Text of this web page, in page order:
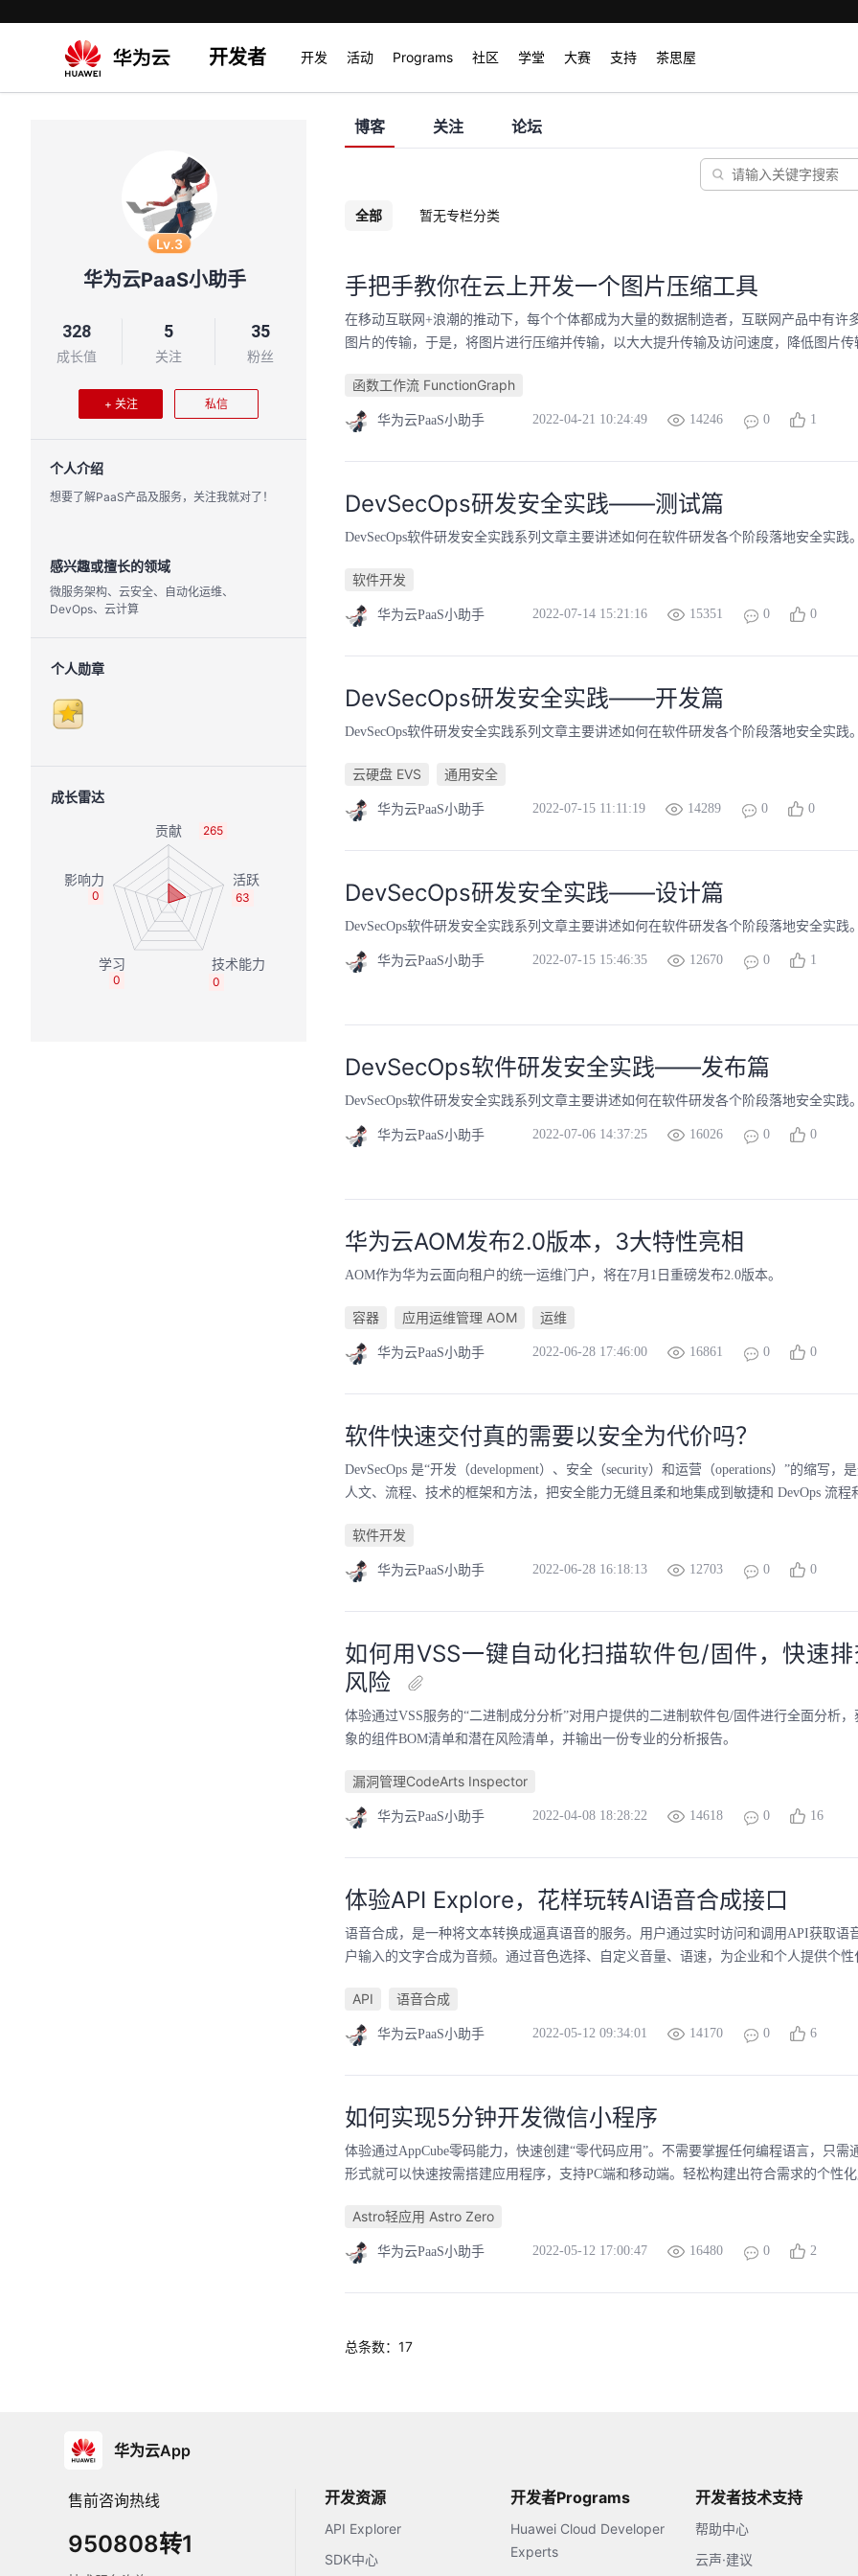
开发者 开发 活动 Programs 社区 学堂 大赛 支持 茶思屋
Lv.3
华为云PaaS小助手
328
成长值
5
关注
35
粉丝
+ 关注 私信
个人介绍
想要了解PaaS产品及服务，关注我就对了！
感兴趣或擅长的领域
微服务架构、云安全、自动化运维、
DevOps、云计算
个人勋章
成长雷达
265
63
0
0
0
博客 关注 论坛
全部 暂无专栏分类
手把手教你在云上开发一个图片压缩工具
在移动互联网+浪潮的推动下，每个个体都成为大量的数据制造者，互联网产品中有许
图片的传输，于是，将图片进行压缩并传输，以大大提升传输及访问速度，降低图片
函数工作流 FunctionGraph
华为云PaaS小助手 2022-04-21 10:24:49 14246 0 1
DevSecOps研发安全实践——测试篇
DevSecOps软件研发安全实践系列文章主要讲述如何在软件研发各个阶段落地安全实践
软件开发
华为云PaaS小助手 2022-07-14 15:21:16 15351 0 0
DevSecOps研发安全实践——开发篇
DevSecOps软件研发安全实践系列文章主要讲述如何在软件研发各个阶段落地安全实践
云硬盘 EVS 通用安全
华为云PaaS小助手 2022-07-15 11:11:19 14289 0 0
DevSecOps研发安全实践——设计篇
DevSecOps软件研发安全实践系列文章主要讲述如何在软件研发各个阶段落地安全实践
华为云PaaS小助手 2022-07-15 15:46:35 12670 0 1
DevSecOps软件研发安全实践——发布篇
DevSecOps软件研发安全实践系列文章主要讲述如何在软件研发各个阶段落地安全实践
华为云PaaS小助手 2022-07-06 14:37:25 16026 0 0
华为云AOM发布2.0版本，3大特性亮相
AOM作为华为云面向租户的统一运维门户，将在7月1日重磅发布2.0版本。
容器 应用运维管理 AOM 运维
华为云PaaS小助手 2022-06-28 17:46:00 16861 0 0
软件快速交付真的需要以安全为代价吗？
DevSecOps 是“开发（development）、安全（security）和运营（operations）”的缩写，
人文、流程、技术的框架和方法，把安全能力无缝且柔和地集成到敏捷和 DevOps 流程
软件开发
华为云PaaS小助手 2022-06-28 16:18:13 12703 0 0
如何用VSS一键自动化扫描软件包/固件，快速
风险
体验通过VSS服务的“二进制成分分析”对用户提供的二进制软件包/固件进行全面分析
象的组件BOM清单和潜在风险清单，并输出一份专业的分析报告。
漏洞管理CodeArts Inspector
华为云PaaS小助手 2022-04-08 18:28:22 14618 0 16
体验API Explore，花样玩转AI语音合成接口
语音合成，是一种将文本转换成逼真语音的服务。用户通过实时访问和调用API获取语
户输入的文字合成为音频。通过音色选择、自定义音量、语速，为企业和个人提供个
API 语音合成
华为云PaaS小助手 2022-05-12 09:34:01 14170 0 6
如何实现5分钟开发微信小程序
体验通过AppCube零码能力，快速创建“零代码应用”。不需要掌握任何编程语言，只需
形式就可以快速按需搭建应用程序，支持PC端和移动端。轻松构建出符合需求的个性
Astro轻应用 Astro Zero
华为云PaaS小助手 2022-05-12 17:00:47 16480 0 2
总条数：17
华为云App
售前咨询热线
950808转1
开发资源
API Explorer
SDK中心
开发者Programs
Huawei Cloud Developer
Experts
开发者技术支持
帮助中心
云声·建议